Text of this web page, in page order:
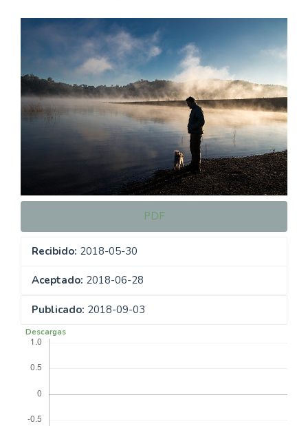
Barra
lateral
del
artículo
PDF
Recibido: 2018-05-30
Aceptado: 2018-06-28
Publicado: 2018-09-03
Descargas